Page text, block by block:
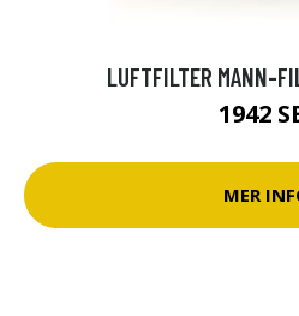
LUFTFILTER MANN-
1942
MER